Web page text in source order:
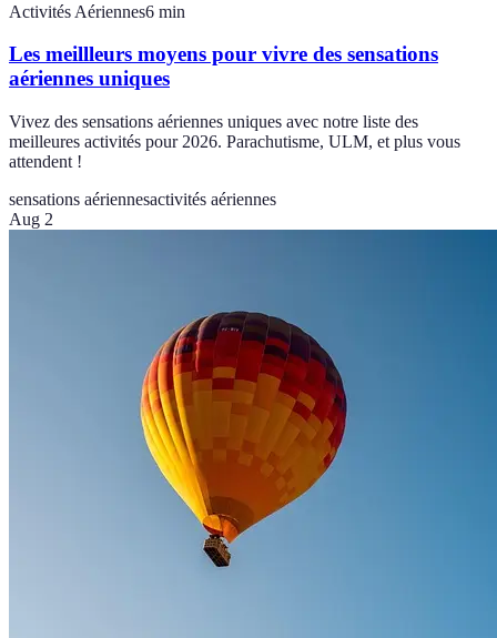
Activités Aériennes6 min
Les meillleurs moyens pour vivre des sensations
aériennes uniques
Vivez des sensations aériennes uniques avec notre liste des
meilleures activités pour 2026. Parachutisme, ULM, et plus vous
attendent !
sensations aériennesactivités aériennes
Aug 2